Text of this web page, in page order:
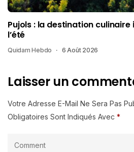
Pujols : la destination
l’été
Quidam Hebdo 6 Août 2026
Laisser un
Votre Adresse E-Mail Ne Sera Pas
Obligatoires Sont Indiqués Avec *